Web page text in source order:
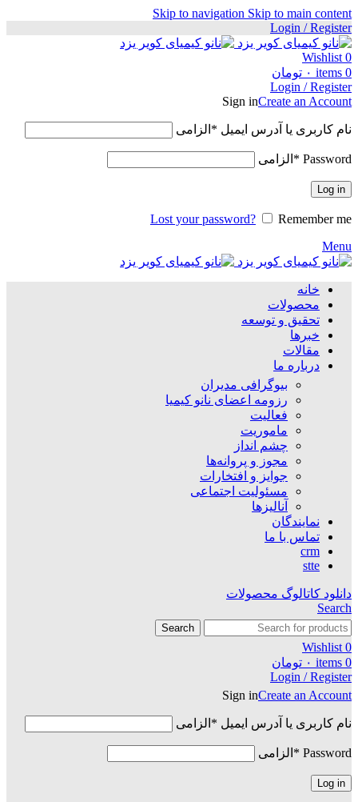
Skip to navigation Skip to main content
Login / Register
0
Wishlist
0
items ۰ تومان
Login / Register
Sign inCreate an Account
نام کاربری یا آدرس ایمیل * الزامی
Password
* الزامی
Log in
Lost your password?
Remember me
Menu
خانه
محصولات
تحقیق و توسعه
خبرها
مقالات
درباره ما
بیوگرافی مدیران
رزومه اعضای نانو کیمیا
فعالیت
ماموریت
چشم انداز
مجوز و پروانه‌ها
جوایز و افتخارات
مسئولیت اجتماعی
آنالیزها
نمایندگان
تماس با ما
crm
stte
دانلود کاتالوگ محصولات
Search
Search
0
Wishlist
0
items ۰ تومان
Login / Register
Sign inCreate an Account
نام کاربری یا آدرس ایمیل * الزامی
Password
* الزامی
Log in